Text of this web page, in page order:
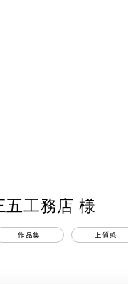
五工務店 様
作品集 上質感